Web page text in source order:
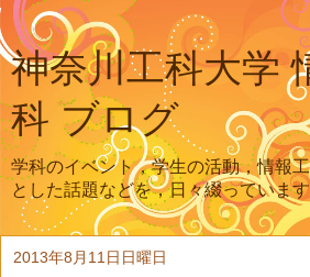
神奈川工科大学
科 ブログ
学科のイベント，学生の活動，情報
とした話題などを，日々綴っていま
2013年8月11日日曜日